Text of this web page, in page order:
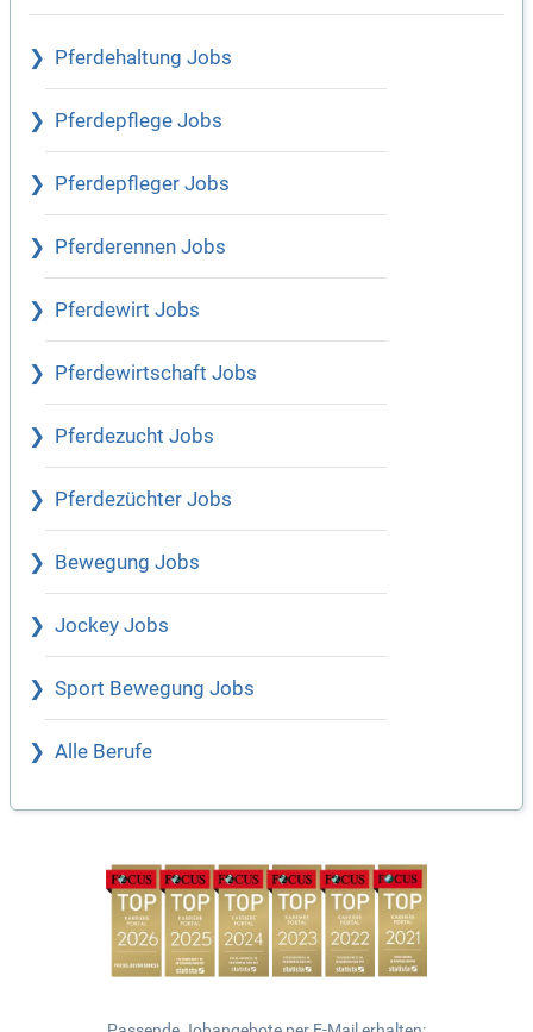
Pferdehaltung Jobs
Pferdepflege Jobs
Pferdepfleger Jobs
Pferderennen Jobs
Pferdewirt Jobs
Pferdewirtschaft Jobs
Pferdezucht Jobs
Pferdezüchter Jobs
Bewegung Jobs
Jockey Jobs
Sport Bewegung Jobs
Alle Berufe